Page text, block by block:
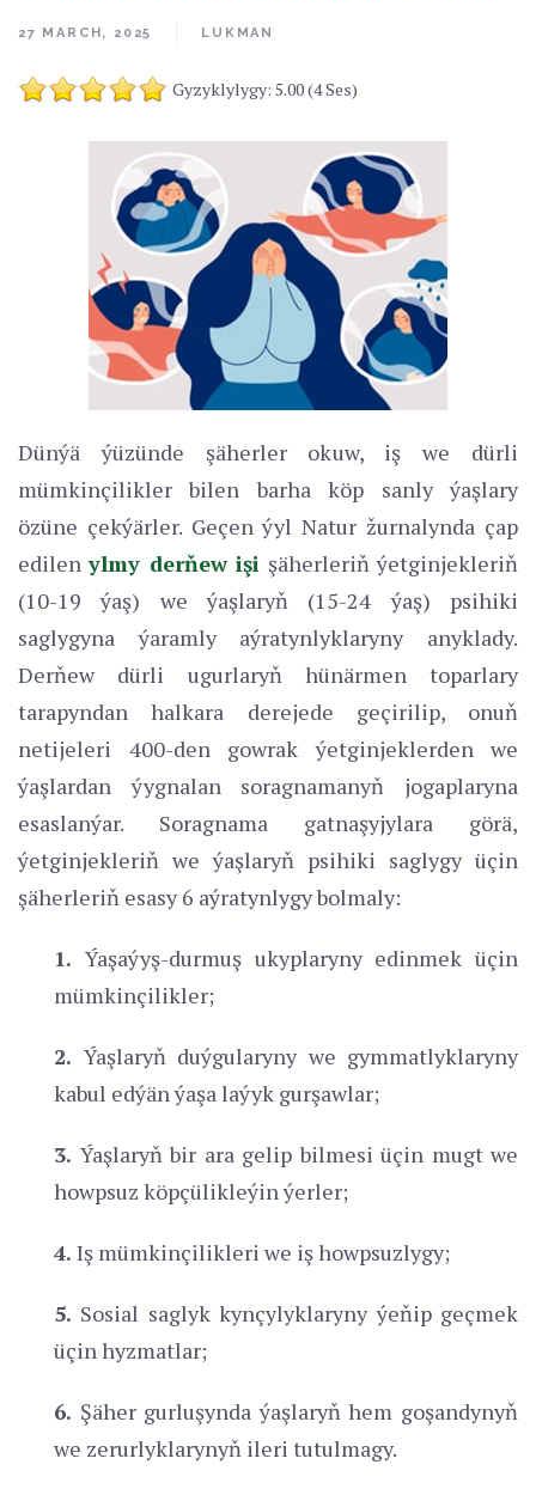
27 MARCH, 2025 LUKMAN
Gyzyklylygy: 5.00 (4 Ses)
Dünýä ýüzünde şäherler okuw, iş we dürli
mümkinçilikler bilen barha köp sanly ýaşlary
özüne çekýärler. Geçen ýyl Natur žurnalynda çap
edilenylmy derňew işi şäherleriň ýetginjekleriň
(10-19 ýaş) we ýaşlaryň (15-24 ýaş) psihiki
saglygyna ýaramly aýratynlyklaryny anyklady.
Derňew dürli ugurlaryň hünärmen toparlary
tarapyndan halkara derejede geçirilip, onuň
netijeleri 400-den gowrak ýetginjeklerden we
ýaşlardan ýygnalan soragnamanyň jogaplaryna
esaslanýar. Soragnama gatnaşyjylara görä,
ýetginjekleriň we ýaşlaryň psihiki saglygy üçin
şäherleriň esasy 6 aýratynlygy bolmaly:
1. Ýaşaýyş-durmuş ukyplaryny edinmek üçin
mümkinçilikler;
2. Ýaşlaryň duýgularyny we gymmatlyklaryny
kabul edýän ýaşa laýyk gurşawlar;
3. Ýaşlaryň bir ara gelip bilmesi üçin mugt we
howpsuz köpçülikleýin ýerler;
4. Iş mümkinçilikleri we iş howpsuzlygy;
5. Sosial saglyk kynçylyklaryny ýeňip geçmek
üçin hyzmatlar;
6. Şäher gurluşynda ýaşlaryň hem goşandynyň
we zerurlyklarynyň ileri tutulmagy.